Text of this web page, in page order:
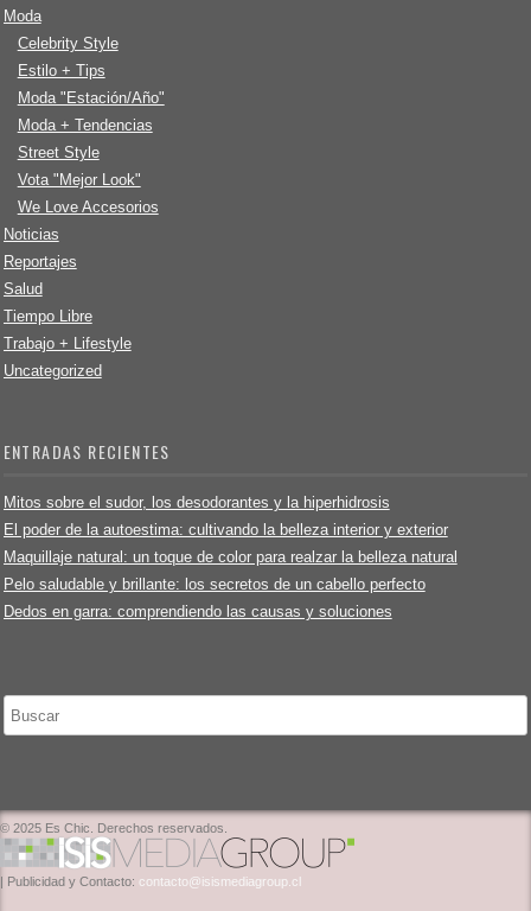
Moda
Celebrity Style
Estilo + Tips
Moda "Estación/Año"
Moda + Tendencias
Street Style
Vota "Mejor Look"
We Love Accesorios
Noticias
Reportajes
Salud
Tiempo Libre
Trabajo + Lifestyle
Uncategorized
ENTRADAS RECIENTES
Mitos sobre el sudor, los desodorantes y la hiperhidrosis
El poder de la autoestima: cultivando la belleza interior y exterior
Maquillaje natural: un toque de color para realzar la belleza natural
Pelo saludable y brillante: los secretos de un cabello perfecto
Dedos en garra: comprendiendo las causas y soluciones
Buscar
© 2025 Es Chic. Derechos reservados.
| Publicidad y Contacto: contacto@isismediagroup.cl